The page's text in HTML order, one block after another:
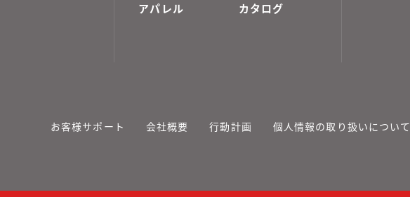
アパレル
カタログ
お客様サポート 会社概要 行動計画 個人情報の取り扱いについて